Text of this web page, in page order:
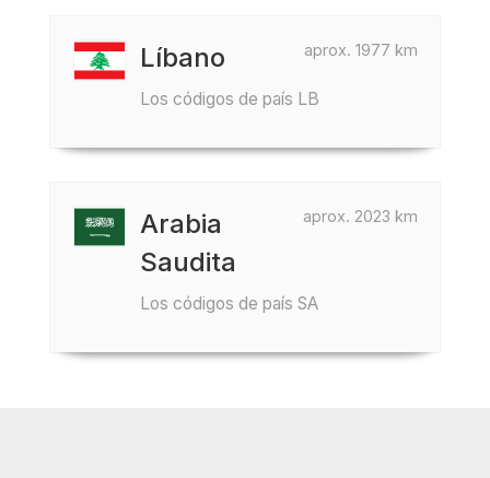
aprox. 1977 km
Líbano
Los códigos de país LB
aprox. 2023 km
Arabia
Saudita
Los códigos de país SA